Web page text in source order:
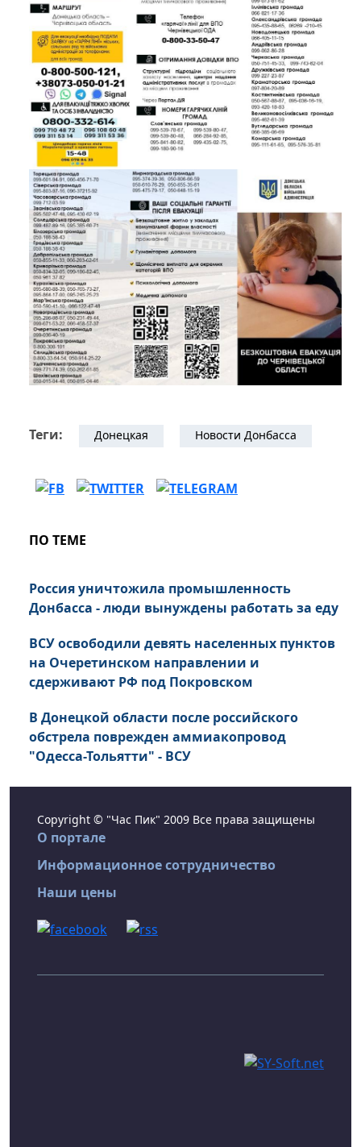
Теги: Донецкая Новости Донбасса
ПО ТЕМЕ
Россия уничтожила промышленность
Донбасса - люди вынуждены работать за еду
ВСУ освободили девять населенных пунктов
на Очеретинском направлении и
сдерживают РФ под Покровском
В Донецкой области после российского
обстрела поврежден аммиакопровод
"Одесса-Тольятти" - ВСУ
Copyright © "Час Пик" 2009 Все права защищены
О портале
Информационное сотрудничество
Наши цены